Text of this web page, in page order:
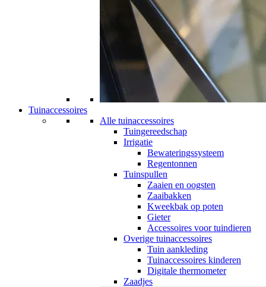
Tuinaccessoires
Alle tuinaccessoires
Tuingereedschap
Irrigatie
Bewateringssysteem
Regentonnen
Tuinspullen
Zaaien en oogsten
Zaaibakken
Kweekbak op poten
Gieter
Accessoires voor tuindieren
Overige tuinaccessoires
Tuin aankleding
Tuinaccessoires kinderen
Digitale thermometer
Zaadjes